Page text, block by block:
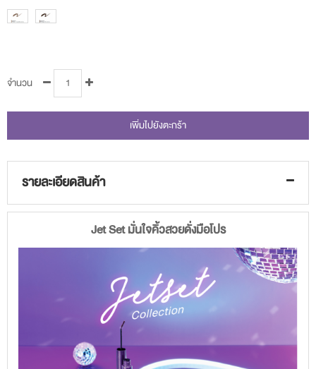
จำนวน
เพิ่มไปยังตะกร้า
รายละเอียดสินค้า
Jet Set มั่นใจคิ้วสวยดั่งมือโปร